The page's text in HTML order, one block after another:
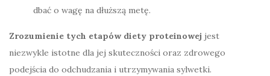
dbać o wagę na dłuższą metę.
Zrozumienie tych etapów diety proteinowej jest
niezwykle istotne dla jej skuteczności oraz zdrowego
podejścia do odchudzania i utrzymywania sylwetki.